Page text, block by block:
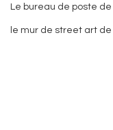
Le bureau de poste
le mur de street art de